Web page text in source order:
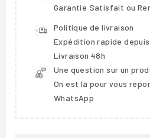
Garantie Satisfait ou
Politique de livraison
Expédition rapide
Livraison 48h
Une question sur un
On est là pour vous
WhatsApp